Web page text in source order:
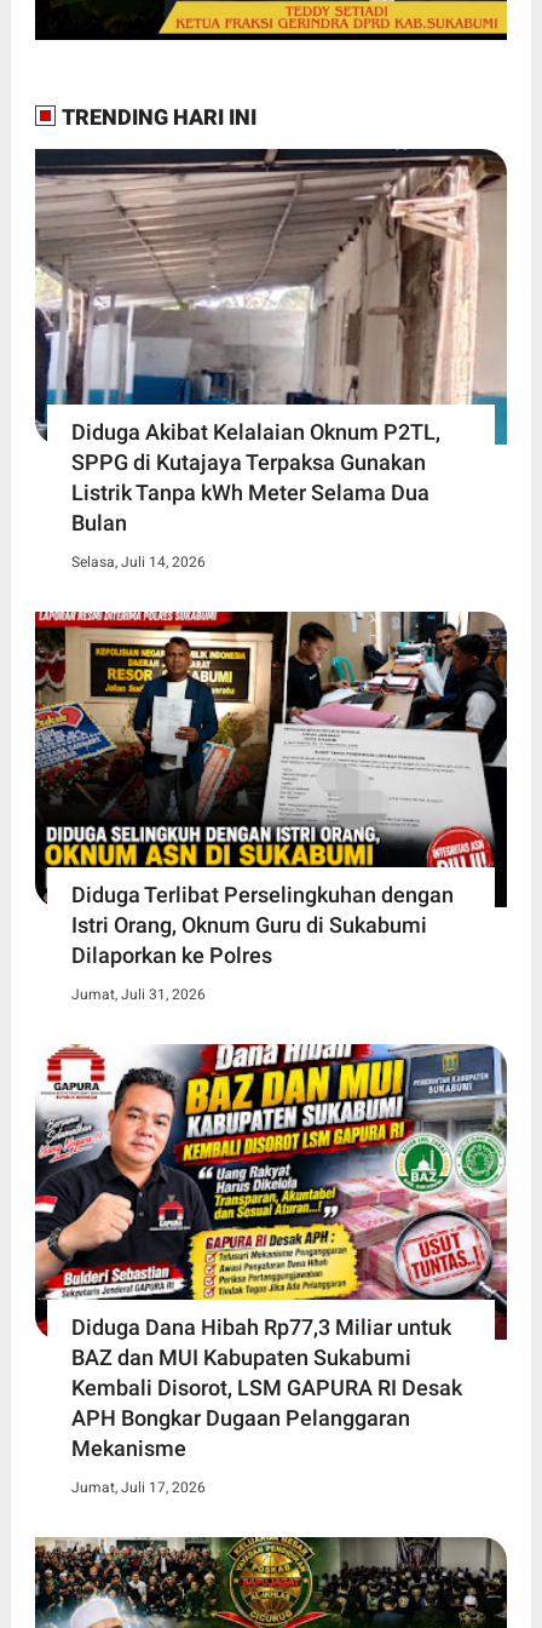
TRENDING HARI INI
Diduga Akibat Kelalaian Oknum P2TL,
SPPG di Kutajaya Terpaksa Gunakan
Listrik Tanpa kWh Meter Selama Dua
Bulan
Selasa, Juli 14, 2026
Diduga Terlibat Perselingkuhan dengan
Istri Orang, Oknum Guru di Sukabumi
Dilaporkan ke Polres
Jumat, Juli 31, 2026
Diduga Dana Hibah Rp77,3 Miliar untuk
BAZ dan MUI Kabupaten Sukabumi
Kembali Disorot, LSM GAPURA RI Desak
APH Bongkar Dugaan Pelanggaran
Mekanisme
Jumat, Juli 17, 2026